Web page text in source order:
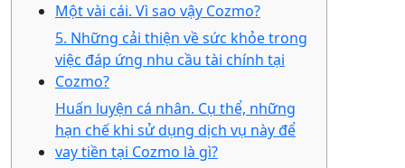
Một vài cái. Vì sao vậy Cozmo?
5. Những cải thiện về sức khỏe trong
việc đáp ứng nhu cầu tài chính tại
Cozmo?
Huấn luyện cá nhân. Cụ thể, những
hạn chế khi sử dụng dịch vụ này để
vay tiền tại Cozmo là gì?